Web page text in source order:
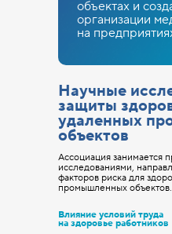
Научные
защиты
удаленных
объектов
Влияние условий труда
на здоровье работников
объектах и
организации
на
Ассоциация занимается
исследованиями,
факторов риска для
промышленных объектов.